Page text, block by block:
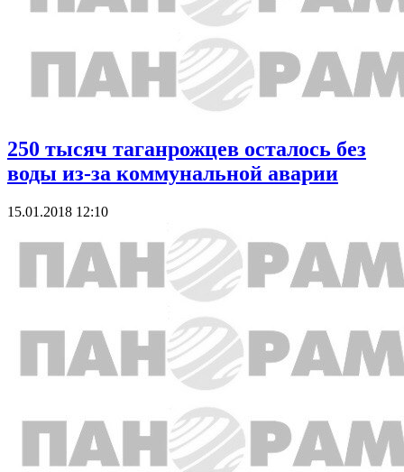
250 тысяч таганрожцев осталось без
воды из-за коммунальной аварии
15.01.2018 12:10